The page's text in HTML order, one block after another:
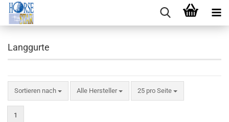
Langgurte
Sortieren nach
Sortieren nach Alle Hersteller 25 pro Seite
pro Seite
1